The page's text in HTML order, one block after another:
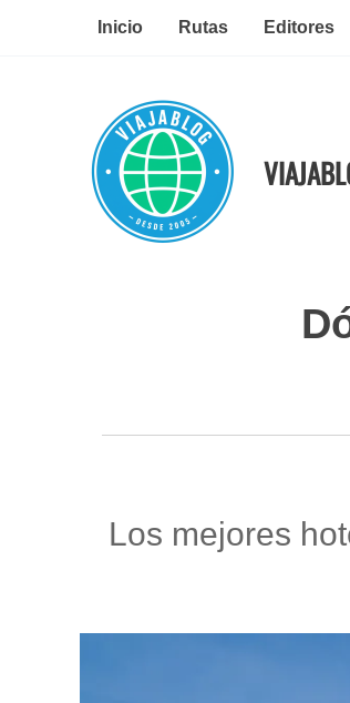
Inicio Rutas Editores
Los mejores